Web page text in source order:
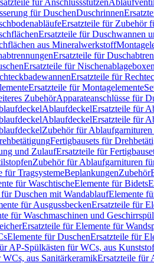
für Anschlussstutzen
für DuschenDuschrinnen
Ersatzteile für Zubehör
Ersatzteile für Duschwannen
aus Mineralwerkstoff
Ersatzteile für
Ersatzteile für
Ersatzteile für
Ersatzteile für Montagelemente
ZubehörApparateanschlüsse für
AblaufdeckelErsatzteile für
AblaufdeckelErsatzteile für
Zubehör für
Fertigbausets für
und ZulaufErsatzteile für
Zubehör für Ablaufgarnituren
für TragsystemeBeplankungenZubehör
für WaschtischeElemente für Bidets
Duschen mit WandablaufElemente
für AusgussbeckenErsatzteile für
für Waschmaschinen und
Ersatzteile für Elemente für
Elemente für DuschenErsatzteile für
AP-Spülkästen für WCs, aus
aus SanitärkeramikErsatzteile für